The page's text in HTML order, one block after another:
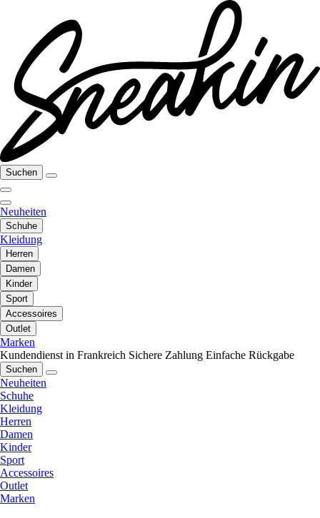
Suchen
Neuheiten
Schuhe
Kleidung
Herren
Damen
Kinder
Sport
Accessoires
Outlet
Marken
Kundendienst in Frankreich Sichere Zahlung Einfache Rückgabe
Suchen
Neuheiten
Schuhe
Kleidung
Herren
Damen
Kinder
Sport
Accessoires
Outlet
Marken